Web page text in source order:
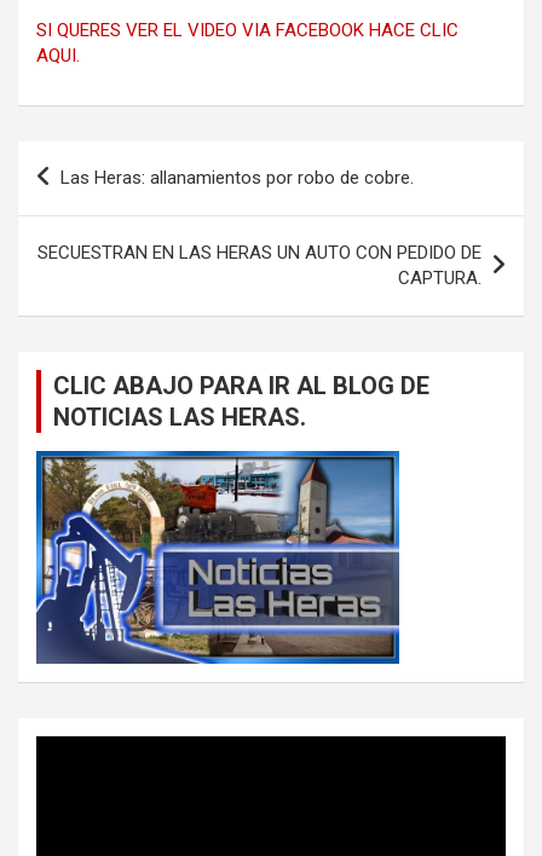
SI QUERES VER EL VIDEO VIA FACEBOOK HACE CLIC
AQUI.
Navegación
Las Heras: allanamientos por robo de cobre.
SECUESTRAN EN LAS HERAS UN AUTO CON PEDIDO DE
CAPTURA.
CLIC ABAJO PARA IR AL BLOG DE
NOTICIAS LAS HERAS.